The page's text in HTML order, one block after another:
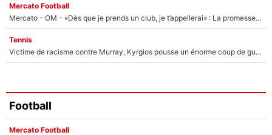
Mercato Football
Mercato - OM - «Dès que je prends un club, je t’appellerai» : La promesse de Marcelino au moment de claquer la porte
Tennis
Victime de racisme contre Murray, Kyrgios pousse un énorme coup de gueule !
Football
Mercato Football